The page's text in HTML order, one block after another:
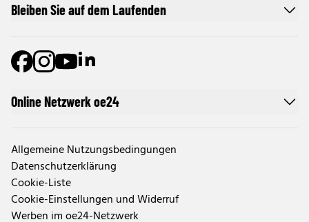
Online Netzwerk oe24
Allgemeine Nutzungsbedingungen
Datenschutzerklärung
Cookie-Liste
Cookie-Einstellungen und Widerruf
Werben im oe24-Netzwerk
Bleiben Sie auf dem Laufenden